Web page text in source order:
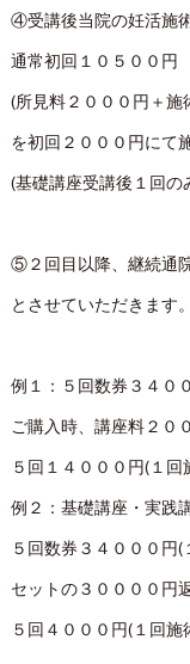
④受講後当院の妊活施
通常初回１０５００円
(所見料２０００円＋施
を初回２０００円にて
(基礎講座受講後１回の
⑤２回目以降、継続通
とさせていただきます。
例１：５回数券３４０
ご購入時、講座料２０
５回１４０００円(１
例２：基礎講座・実践
５回数券３４０００円
セットの３００００円
５回４０００円(１回施